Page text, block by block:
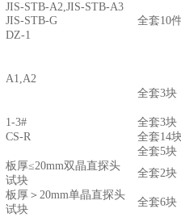
JIS-STB-A2,JIS-STB-A3
JIS-STB-G
全套10
DZ-1
A1,A2
全套3块
1-3# 全套3块
CS-R 全套14
全套5块
板厚≤20mm双晶直探头
试块
全套2块
板厚＞20mm单晶直探头
试块
全套6块